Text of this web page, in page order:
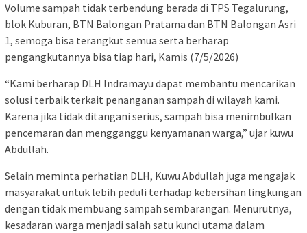
Volume sampah tidak terbendung berada di TPS Tegalurung,
blok Kuburan, BTN Balongan Pratama dan BTN Balongan Asri
1, semoga bisa terangkut semua serta berharap
pengangkutannya bisa tiap hari, Kamis (7/5/2026)
“Kami berharap DLH Indramayu dapat membantu mencarikan
solusi terbaik terkait penanganan sampah di wilayah kami.
Karena jika tidak ditangani serius, sampah bisa menimbulkan
pencemaran dan mengganggu kenyamanan warga,” ujar kuwu
Abdullah.
Selain meminta perhatian DLH, Kuwu Abdullah juga mengajak
masyarakat untuk lebih peduli terhadap kebersihan lingkungan
dengan tidak membuang sampah sembarangan. Menurutnya,
kesadaran warga menjadi salah satu kunci utama dalam